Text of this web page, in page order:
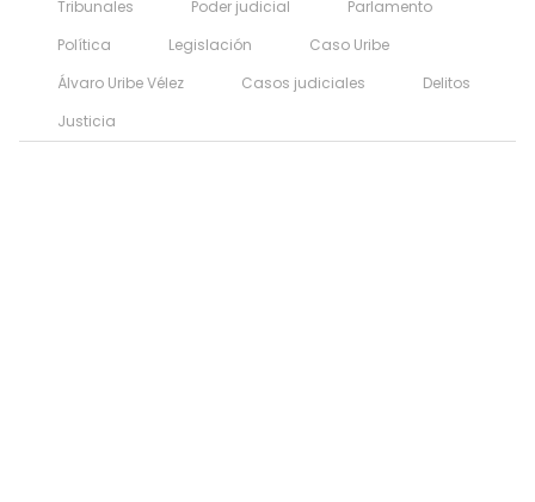
Tribunales Poder judicial
Parlamento
Política
Legislación
Caso Uribe
Álvaro Uribe Vélez
Casos judiciales
Delitos
Justicia